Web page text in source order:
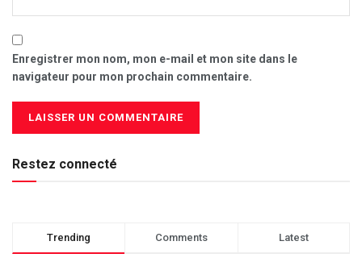
Enregistrer mon nom, mon e-mail et mon site dans le
navigateur pour mon prochain commentaire.
Restez connecté
Trending Comments Latest